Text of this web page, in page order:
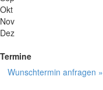
Okt
Nov
Dez
Termine
Wunschtermin anfragen »